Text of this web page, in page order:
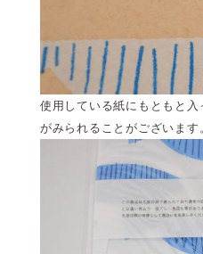
使用している紙にもともと
がみられることがございます